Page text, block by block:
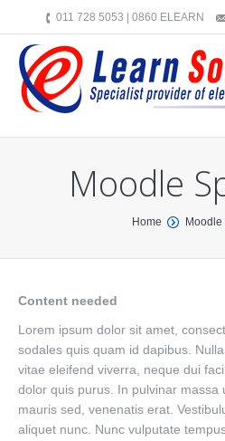
011 728 5053 | 0860 ELEARN
Moodle
Home
Content needed
Lorem ipsum dolor sit amet,
sodales quis quam id dapibus.
vitae eleifend viverra, neque dui
dolor quis purus. In pulvinar massa
mauris sed, venenatis erat.
aliquet nunc. Nunc vulputate